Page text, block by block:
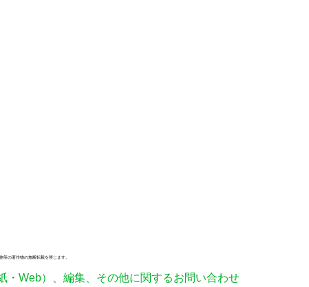
の著作物の無断転載を禁じます。
・Web）、編集、その他に関するお問い合わせ